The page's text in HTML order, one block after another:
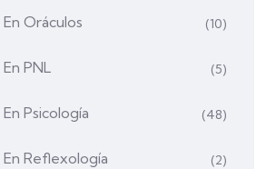
Oráculos (10)
PNL (5)
Psicología (48)
En Reflexología (2)